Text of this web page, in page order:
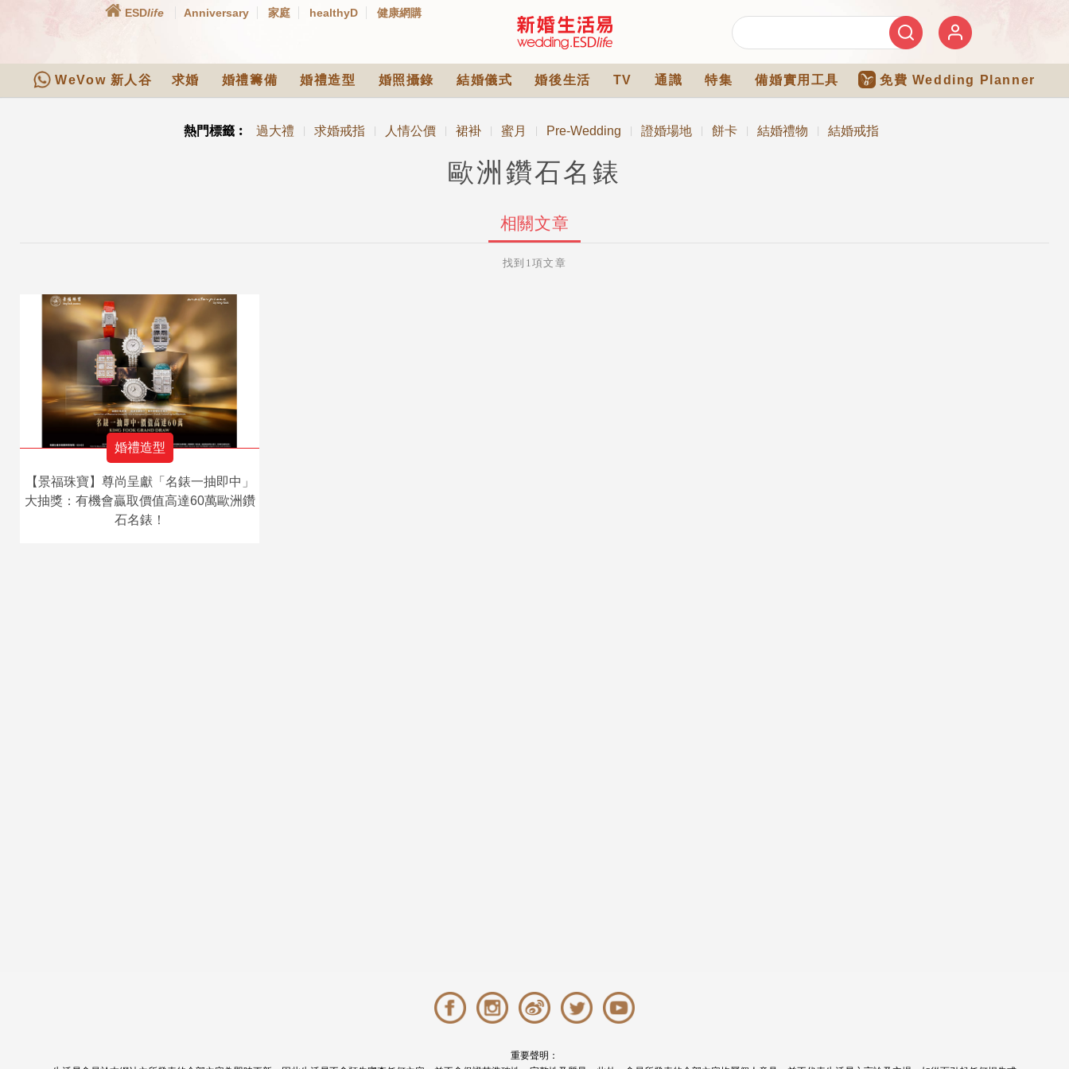
ESDlife Anniversary 家庭 healthyD 健康網購
WeVow 新人谷 求婚 婚禮籌備 婚禮造型 婚照攝錄 結婚儀式 婚後生活 TV 通識 特集 備婚實用工具 免費 Wedding Planner
熱門標籤︰ 過大禮 求婚戒指 人情公價 裙褂 蜜月 Pre-Wedding 證婚場地 餅卡 結婚禮物 結婚戒指
歐洲鑽石名錶
相關文章
找到1項文章
婚禮造型
【景福珠寶】尊尚呈獻「名錶一抽即中」
大抽獎：有機會贏取價值高達60萬歐洲鑽
石名錶！
重要聲明：